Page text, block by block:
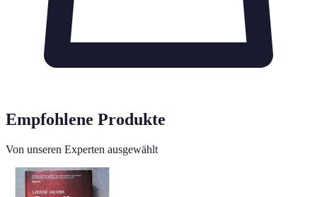
Empfohlene Produkte
Von unseren Experten ausgewählt